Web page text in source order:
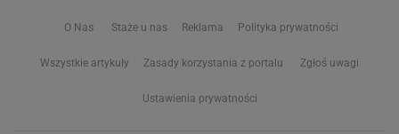
O Nas Staże u nas Reklama Polityka prywatności
Wszystkie artykuły Zasady korzystania z portalu Zgłoś uwagi
Ustawienia prywatności